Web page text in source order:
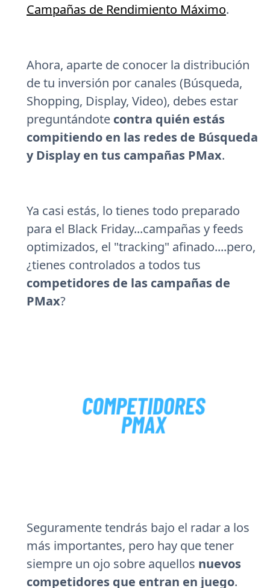
Campañas de Rendimiento Máximo.
Ahora, aparte de conocer la distribución
de tu inversión por canales (Búsqueda,
Shopping, Display, Video), debes estar
preguntándote contra quién estás
compitiendo en las redes de Búsqueda
y Display en tus campañas PMax.
Ya casi estás, lo tienes todo preparado
para el Black Friday...campañas y feeds
optimizados, el "tracking" afinado....pero,
¿tienes controlados a todos tus
competidores de las campañas de
PMax?
Seguramente tendrás bajo el radar a los
más importantes, pero hay que tener
siempre un ojo sobre aquellos nuevos
competidores que entran en juego.